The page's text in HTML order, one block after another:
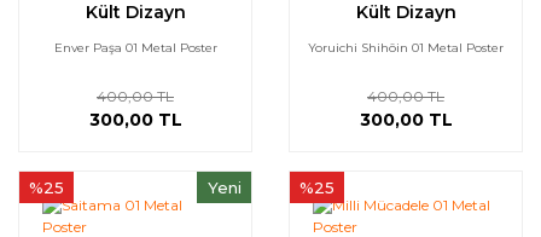
Kült Dizayn
Enver Paşa 01 Metal Poster
400,00 TL
300,00 TL
Kült Dizayn
Yoruichi Shihōin 01 Metal Poster
400,00 TL
300,00 TL
Yeni
%25 %25